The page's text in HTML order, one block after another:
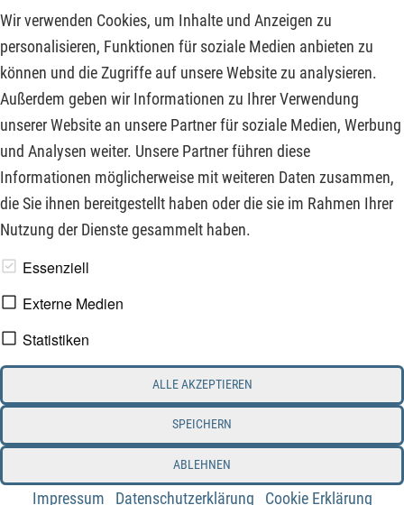
Wir verwenden Cookies, um Inhalte und Anzeigen zu
personalisieren, Funktionen für soziale Medien anbieten zu
können und die Zugriffe auf unsere Website zu analysieren.
Außerdem geben wir Informationen zu Ihrer Verwendung
unserer Website an unsere Partner für soziale Medien, Werbung
und Analysen weiter. Unsere Partner führen diese
Informationen möglicherweise mit weiteren Daten zusammen,
die Sie ihnen bereitgestellt haben oder die sie im Rahmen Ihrer
Nutzung der Dienste gesammelt haben.
Essenziell
Externe Medien
Statistiken
ALLE AKZEPTIEREN
SPEICHERN
ABLEHNEN
Impressum Datenschutzerklärung Cookie Erklärung
Investoren. Der folgende Bericht beleuchtet drei sehr
unterschiedliche Investment-Profile. Das ist zum einen ein
Rohstoff- und Infrastrukturprojekt mit Hebel auf und für die
westlichen Lieferketten, ein globaler Risikoträger mit stabilen
Cashflows sowie ein Cybersecurity-Wachstumswert, bei dem
Erwartungen und Prognose für hohe Volatilität sorgten.
www.derfinanzinvestor.de - © 2026 - Die Publikation für
Datenschutz
Interessenskonflikt & Risikohinweis
Nutzungsbedingungen